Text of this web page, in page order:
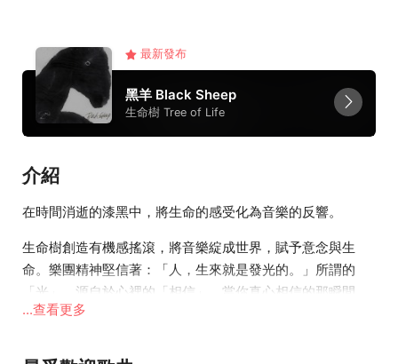
最新發布
黑羊 Black Sheep
生命樹 Tree of Life
介紹
在時間消逝的漆黑中，將生命的感受化為音樂的反響。
生命樹創造有機感搖滾，將音樂綻成世界，賦予意念與生
命。樂團精神堅信著：「人，生來就是發光的。」所謂的
「光」，源自於心裡的「相信」，當你真心相信的那瞬間，
你身上的光正是如此耀眼。我們都是因為「相信」而湧現光
...查看更多